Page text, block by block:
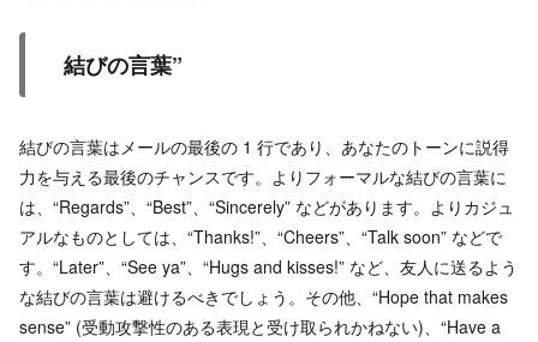
結びの言葉”
結びの言葉はメールの最後の 1 行であり、あなたのトーンに説得
力を与える最後のチャンスです。よりフォーマルな結びの言葉に
は、“Regards”、“Best”、“Sincerely” などがあります。よりカジュ
アルなものとしては、“Thanks!”、“Cheers”、“Talk soon” などで
す。“Later”、“See ya”、“Hugs and kisses!” など、友人に送るよう
な結びの言葉は避けるべきでしょう。その他、“Hope that makes
sense” (受動攻撃性のある表現と受け取られかねない)、“Have a